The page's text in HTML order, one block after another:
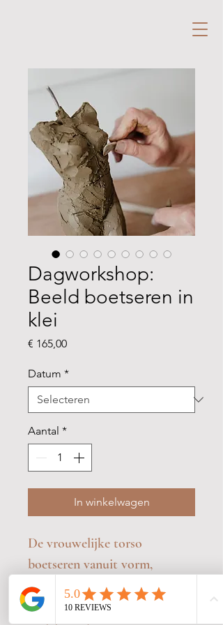
Dagworkshop:
Beeld boetseren in
klei
€ 165,00Prijs
Datum *
Aantal *
In winkelwagen
De vrouwelijke torso
boetseren vanuit vorm,
anatomie en expressie.